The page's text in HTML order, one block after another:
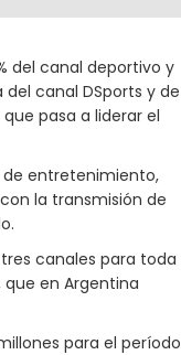
del canal deportivo y
canal DSports y de
pasa a liderar el
de entretenimiento,
la transmisión de
canales para toda
que en Argentina
para el período